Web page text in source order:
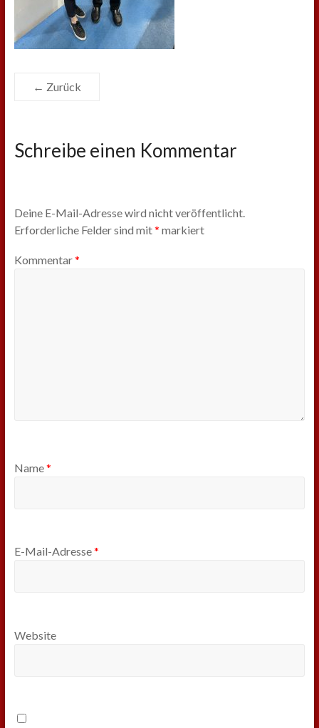
← Zurück
Schreibe einen Kommentar
Deine E-Mail-Adresse wird nicht veröffentlicht.
Erforderliche Felder sind mit* markiert
Kommentar*
Name*
E-Mail-Adresse*
Website